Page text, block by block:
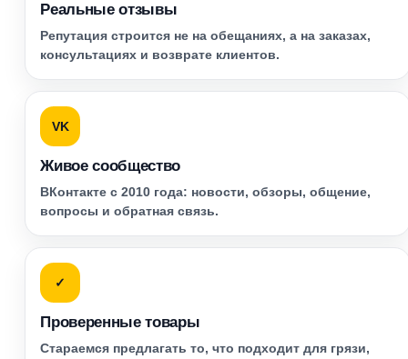
Реальные отзывы
Репутация строится не на обещаниях, а на заказах,
консультациях и возврате клиентов.
VK
Живое сообщество
ВКонтакте с 2010 года: новости, обзоры, общение,
вопросы и обратная связь.
✓
Проверенные товары
Стараемся предлагать то, что подходит для грязи,